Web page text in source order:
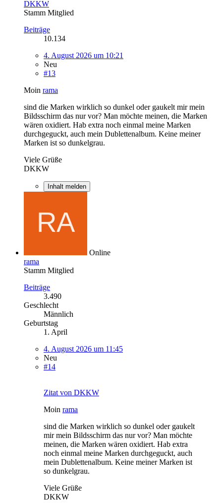
DKKW
Stamm Mitglied
Beiträge
10.134
4. August 2026 um 10:21
Neu
#13
Moin rama
sind die Marken wirklich so dunkel oder gaukelt mir mein
Bildsschirm das nur vor? Man möchte meinen, die Marken
wären oxidiert. Hab extra noch einmal meine Marken
durchgeguckt, auch mein Dublettenalbum. Keine meiner
Marken ist so dunkelgrau.
Viele Grüße
DKKW
Inhalt melden
Online
rama
Stamm Mitglied
Beiträge
3.490
Geschlecht
Männlich
Geburtstag
1. April
4. August 2026 um 11:45
Neu
#14
Zitat von DKKW
Moin rama
sind die Marken wirklich so dunkel oder gaukelt
mir mein Bildsschirm das nur vor? Man möchte
meinen, die Marken wären oxidiert. Hab extra
noch einmal meine Marken durchgeguckt, auch
mein Dublettenalbum. Keine meiner Marken ist
so dunkelgrau.
Viele Grüße
DKKW